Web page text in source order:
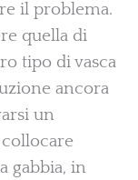
il problema.
quella di
tipo di vasca
ancora
un
gabbia, in